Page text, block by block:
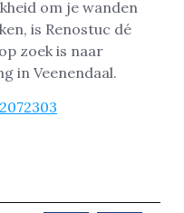
om je wanden
is Renostuc dé
zoek is naar
in Veenendaal.